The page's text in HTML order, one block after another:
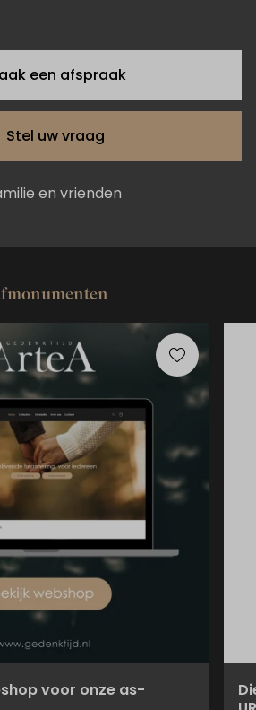
een afspraak
Stel uw vraag
en vrienden
voor onze as-